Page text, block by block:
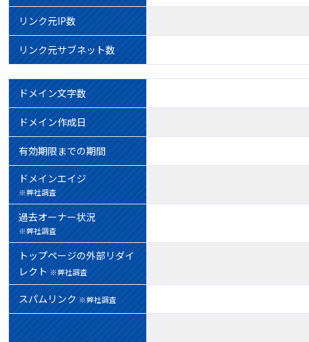
リンク元IP数
リンク元サブネット数
ドメイン文字数
ドメイン作成日
有効期限までの期間
ドメインエイジ
※弊社調査
過去オーナー状況
※弊社調査
トップページの外部リダイ
レクト ※弊社調査
スパムリンク ※弊社調査